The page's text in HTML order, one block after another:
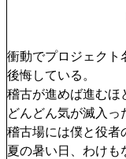
衝動でプロジェクト
後悔している。
稽古が進めば進むほ
どんどん気が滅入っ
稽古場には僕と役者
夏の暑い日、わけも